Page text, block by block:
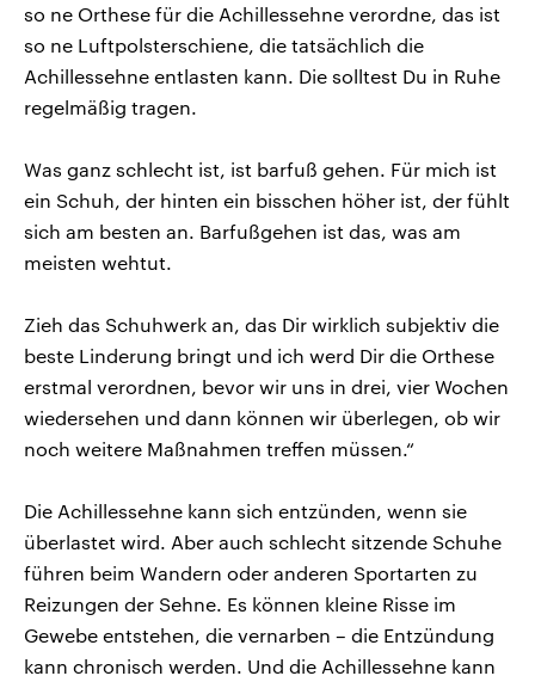
so ne Orthese für die Achillessehne verordne, das ist
so ne Luftpolsterschiene, die tatsächlich die
Achillessehne entlasten kann. Die solltest Du in Ruhe
regelmäßig tragen.
Was ganz schlecht ist, ist barfuß gehen. Für mich ist
ein Schuh, der hinten ein bisschen höher ist, der fühlt
sich am besten an. Barfußgehen ist das, was am
meisten wehtut.
Zieh das Schuhwerk an, das Dir wirklich subjektiv die
beste Linderung bringt und ich werd Dir die Orthese
erstmal verordnen, bevor wir uns in drei, vier Wochen
wiedersehen und dann können wir überlegen, ob wir
noch weitere Maßnahmen treffen müssen.“
Die Achillessehne kann sich entzünden, wenn sie
überlastet wird. Aber auch schlecht sitzende Schuhe
führen beim Wandern oder anderen Sportarten zu
Reizungen der Sehne. Es können kleine Risse im
Gewebe entstehen, die vernarben – die Entzündung
kann chronisch werden. Und die Achillessehne kann